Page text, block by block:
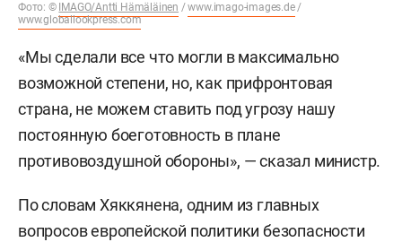
Фото: © IMAGO/Antti Hämäläinen /www.imago-images.de/
www.globallookpress.com
«Мы сделали все что могли в максимально
возможной степени, но, как прифронтовая
страна, не можем ставить под угрозу нашу
постоянную боеготовность в плане
противовоздушной обороны», — сказал министр.
По словам Хяккянена, одним из главных
вопросов европейской политики безопасности